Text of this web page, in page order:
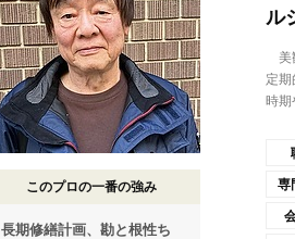
このプロの一番の強み
長期修繕計画、勘と根性ち
ル
美
定
時
専